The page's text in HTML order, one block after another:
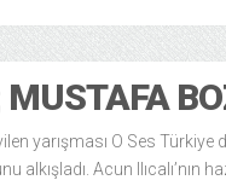
MUSTAFA
yarışması O Ses Türkiye
alkışladı. Acun Ilıcalı’nın